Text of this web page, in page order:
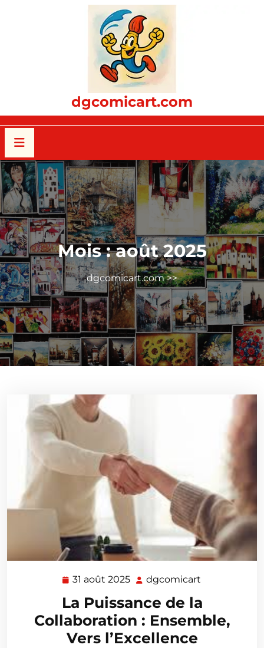
dgcomicart.com
Mois :août 2025
dgcomicart.com>>
31 août 2025 31
2025
dgcomicart
La Puissance de la
Collaboration : Ensemble,
Vers l’Excellence